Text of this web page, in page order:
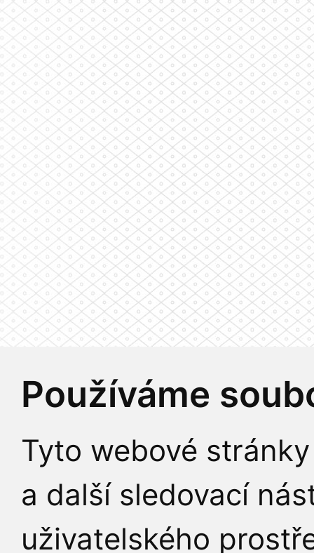
Používáme
Tyto webové
a další sledovací
uživatelského